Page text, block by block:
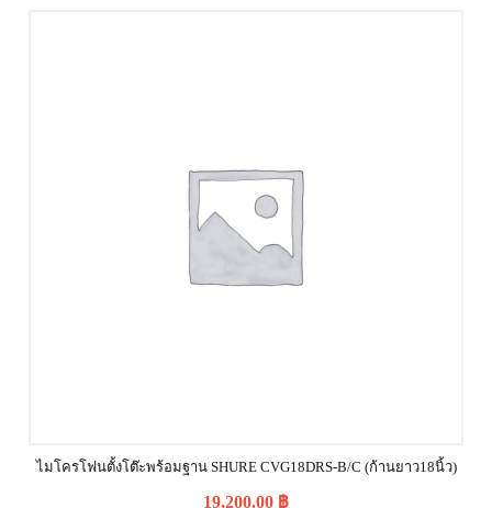
ไมโครโฟนตั้งโต๊ะพร้อมฐาน SHURE CVG18DRS‐B/C (ก้านยาว18นิ้ว)
19,200.00 ฿